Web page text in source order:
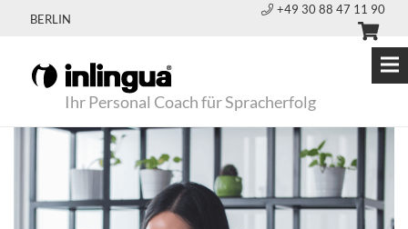
BERLIN
+49 30 88 47 11 90
Ihr Personal Coach für Spracherfolg